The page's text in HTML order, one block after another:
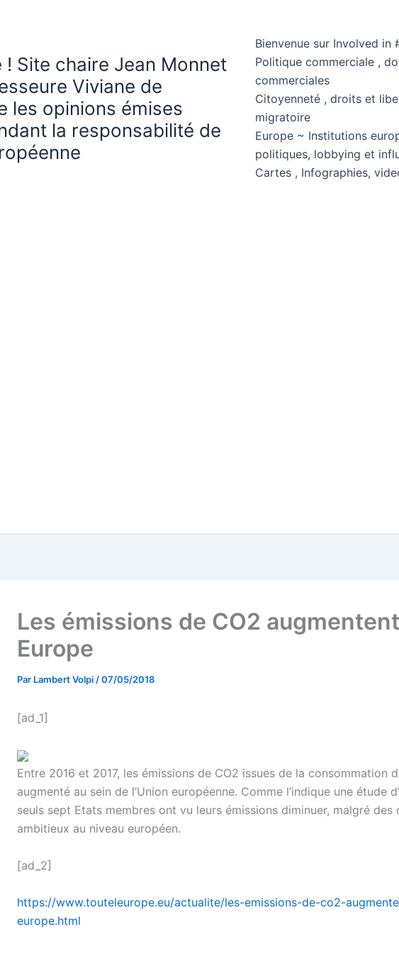
! Site chaire Jean Monnet
Viviane de
les opinions émises
la responsabilité de
Bienvenue sur Involved in
Politique commerciale ,
commerciales
Citoyenneté , droits et
migratoire
Europe ~ Institutions
politiques, lobbying et
Cartes , Infographies,
Les émissions de CO2
Europe
Par Lambert Volpi /07/05/2018
[ad_1]
Entre 2016 et 2017, les émissions de CO2 issues de la consommation
augmenté au sein de l’Union européenne. Comme l’indique une étude
seuls sept Etats membres ont vu leurs émissions diminuer, malgré des
ambitieux au niveau européen.
[ad_2]
https://www.touteleurope.eu/actualite/les-emissions-de-co2-
europe.html